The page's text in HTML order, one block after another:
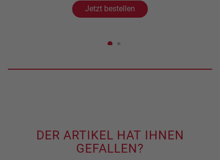
Jetzt bestellen
DER ARTIKEL HAT IHNEN
GEFALLEN?